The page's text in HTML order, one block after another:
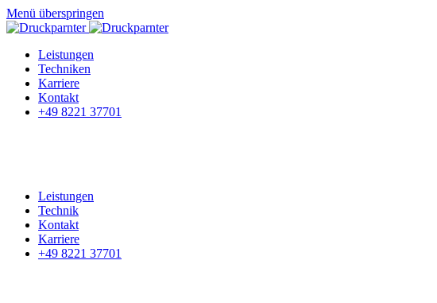
Menü überspringen
Leistungen
Techniken
Karriere
Kontakt
+49 8221 37701
Leistungen
Technik
Kontakt
Karriere
+49 8221 37701